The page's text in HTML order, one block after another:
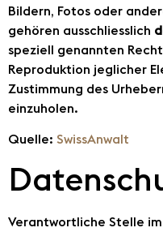
Bildern, Fotos oder
gehören ausschliesslich
speziell genannten
Reproduktion jeglicher
Zustimmung des
einzuholen.
Quelle: SwissAnwalt
Verantwortliche Stelle